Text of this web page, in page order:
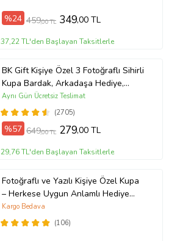
%24 459,00 TL 349,00 TL
37,22 TL'den Başlayan Taksitlerle
BK Gift Kişiye Özel 3 Fotoğraflı Sihirli
Kupa Bardak, Arkadaşa Hediye,
Sevgiliye Hediye
(2705)
Aynı Gün Ücretsiz Teslimat
%57 649,00 TL 279,00 TL
29,76 TL'den Başlayan Taksitlerle
Fotoğraflı ve Yazılı Kişiye Özel Kupa
– Herkese Uygun Anlamlı Hediye
Porselen Baskılı Kupa (Beyaz)
(106)
Kargo Bedava